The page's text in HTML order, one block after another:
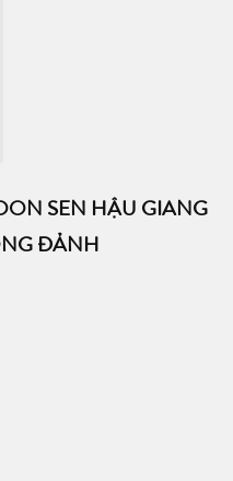
SEN HẬU GIANG
ĐẢNH